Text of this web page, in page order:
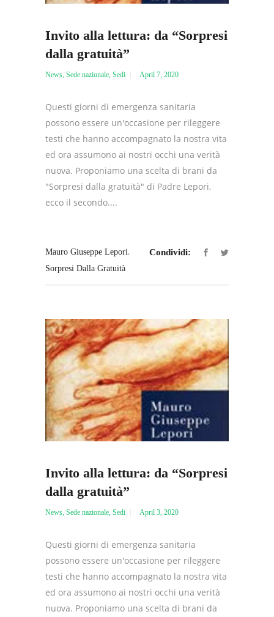
Invito alla lettura: da “Sorpresi
dalla gratuità”
News Sede nazionale Sedi April 7, 2020
Questi giorni di emergenza sanitaria
possono essere un'occasione per rileggere
testi che hanno accompagnato la nostra vita
ed ora assumono ai nostri occhi una verità
nuova. Proponiamo una scelta di brani da
"Sorpresi dalla gratuità" di Padre Lepori,
ecco il secondo....
Mauro Giuseppe Lepori,
Sorpresi Dalla Gratuità
Condividi:
Invito alla lettura: da “Sorpresi
dalla gratuità”
News Sede nazionale Sedi April 3, 2020
Questi giorni di emergenza sanitaria
possono essere un'occasione per rileggere
testi che hanno accompagnato la nostra vita
ed ora assumono ai nostri occhi una verità
nuova. Proponiamo una scelta di brani da